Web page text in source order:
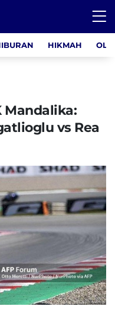
HIKMAH
Mandalika:
vs Rea